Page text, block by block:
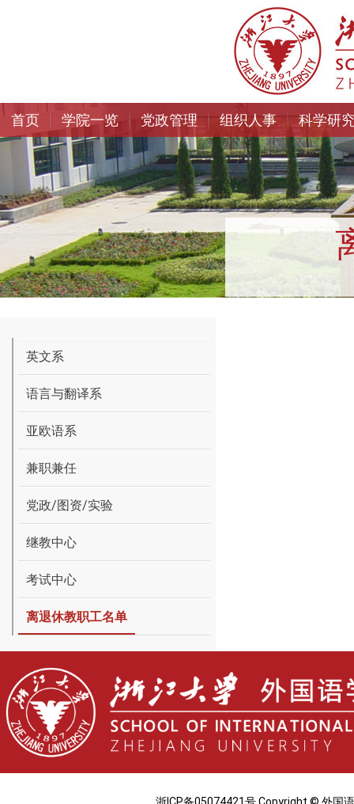
首页 学院一览 党政管理 组织人事 科学研
英文系
语言与翻译系
亚欧语系
兼职兼任
党政/图资/实验
继教中心
考试中心
离退休教职工名单